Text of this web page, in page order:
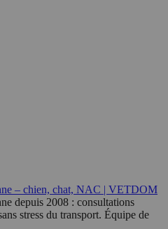
– chien, chat, NAC | VETDOM
depuis 2008 : consultations
stress du transport. Équipe de